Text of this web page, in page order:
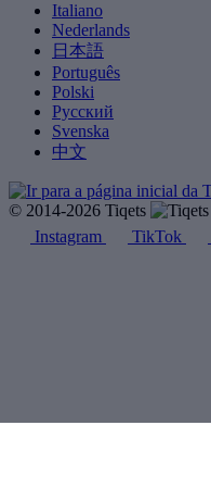
Italiano
Nederlands
日本語
Português
Polski
Русский
Svenska
中文
© 2014-2026 Tiqets
Instagram
TikTok